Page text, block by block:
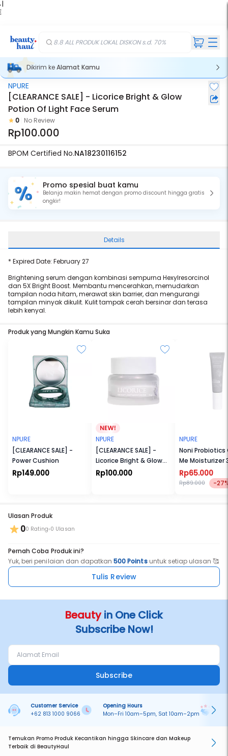
|
8.8 ALL PRODUK LOKAL DISKON s.d. 70%
Dikirim keAlamat Kamu
NPURE
[CLEARANCE SALE] - Licorice Bright & Glow
Potion Of Light Face Serum
0 No Review
Rp100.000
BPOM Certified No.NA18230116152
Promo spesial buat kamu
Belanja makin hemat dengan promo discount hingga gratis
ongkir!
Details
* Expired Date: February 27
Brightening serum dengan kombinasi sempurna Hexylresorcinol
dan 5X Bright Boost. Membantu mencerahkan, memudarkan
tampilan noda hitam, merawat skin barrier, dan mengurangi
tampilan minyak dikulit. Kulit tampak cerah bersinar dan terasa
lebih kenyal.
Produk yang Mungkin Kamu Suka
NPURE
[CLEARANCE SALE] -
Power Cushion
Rp149.000
NPURE
[CLEARANCE SALE] -
Licorice Bright & Glow
Creamy
Rp100.000
NPURE
Noni
Me Moisturizer
Rp65.000
Rp89.000 -
Ulasan Produk
00 Rating 0 Ulasan
Pernah Coba Produk ini?
Yuk, beri penilaian dan dapatkan500 Pointsuntuk setiap ulasan 🥰
Tulis Review
Beautyin One Click
Subscribe Now!
Subscribe
Customer Service
+62 813 1000 9066
Opening Hours
Mon–Fri 10am–5pm, Sat 10am–2pm
Temukan Promo Produk Kecantikan hingga Skincare dan Makeup
Terbaik di BeautyHaul